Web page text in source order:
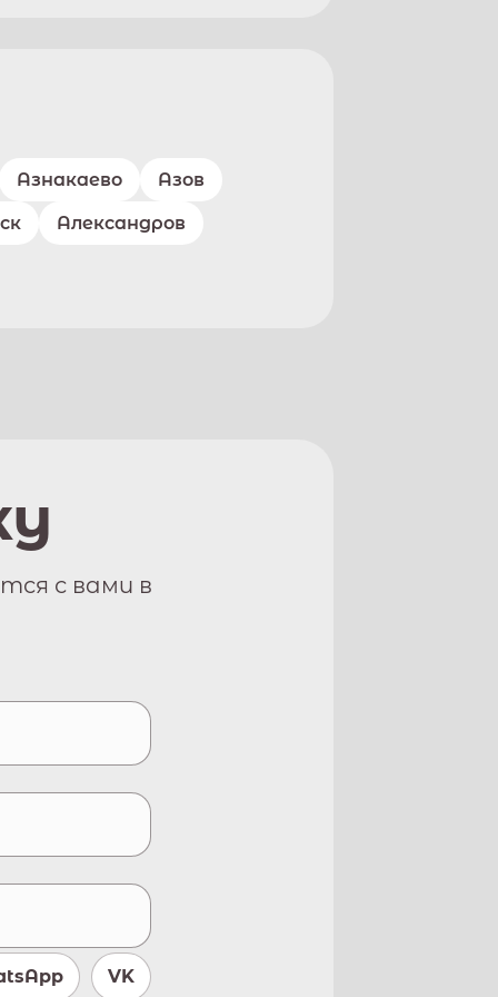
Азнакаево Азов
Александров
с вами в
VK